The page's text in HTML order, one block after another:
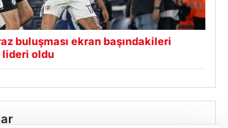
buluşması ekran başındakileri
lideri oldu